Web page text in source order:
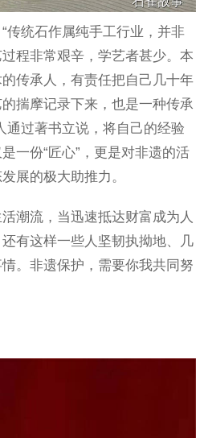
传统石作属纯手工行业，并非
程非常艰辛，学艺者甚少。本
传承人，有责任把自己几十年
揣摩记录下来，也是一种传承
通过著书立说，将自己的经验
一份“匠心”，更是对非遗的活
展的极大助推力。
潮流，当迅速抵达财富成为人
有这样一些人坚韧执拗地、几
。非遗保护，需要你我共同努